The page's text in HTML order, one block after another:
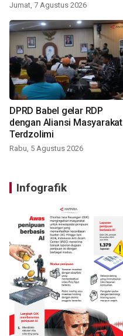
Jumat, 7 Agustus 2026
DPRD Babel gelar RDP
dengan Aliansi Masyarakat
Terdzolimi
Rabu, 5 Agustus 2026
Infografik